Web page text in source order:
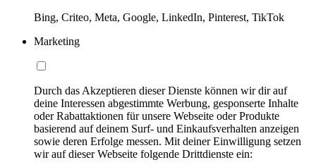
Bing, Criteo, Meta, Google, LinkedIn, Pinterest, TikTok
Marketing
Durch das Akzeptieren dieser Dienste können wir dir auf
deine Interessen abgestimmte Werbung, gesponserte Inhalte
oder Rabattaktionen für unsere Webseite oder Produkte
basierend auf deinem Surf- und Einkaufsverhalten anzeigen
sowie deren Erfolge messen. Mit deiner Einwilligung setzen
wir auf dieser Webseite folgende Drittdienste ein: